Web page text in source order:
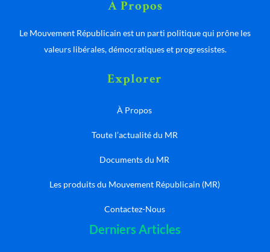
À Propos
Le Mouvement Républicain est un parti politique qui prône les
valeurs libérales, démocratiques et progressistes.
Explorer
À Propos
Toute l’actualité du MR
Documents du MR
Les produits du Mouvement Républicain (MR)
Contactez-Nous
Derniers Articles